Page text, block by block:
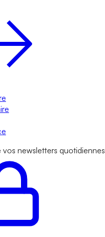
newsletters quotidiennes